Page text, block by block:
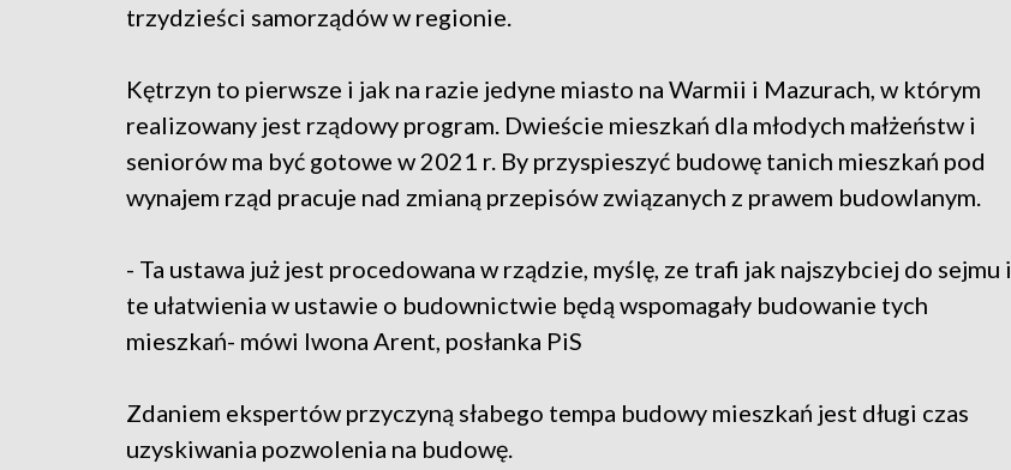
trzydzieści samorządów w regionie.
Kętrzyn to pierwsze i jak na razie jedyne miasto na Warmii i Mazurach, w którym
realizowany jest rządowy program. Dwieście mieszkań dla młodych małżeństw i
seniorów ma być gotowe w 2021 r. By przyspieszyć budowę tanich mieszkań pod
wynajem rząd pracuje nad zmianą przepisów związanych z prawem budowlanym.
- Ta ustawa już jest procedowana w rządzie, myślę, ze trafi jak najszybciej do sejmu i
te ułatwienia w ustawie o budownictwie będą wspomagały budowanie tych
mieszkań- mówi Iwona Arent, posłanka PiS
Zdaniem ekspertów przyczyną słabego tempa budowy mieszkań jest długi czas
uzyskiwania pozwolenia na budowę.